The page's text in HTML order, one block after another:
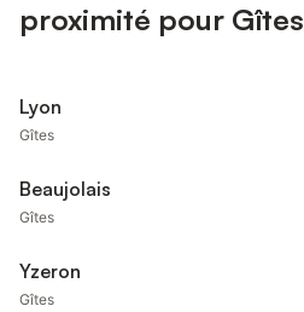
proximité pour Gîtes
Lyon
Gîtes
Beaujolais
Gîtes
Yzeron
Gîtes